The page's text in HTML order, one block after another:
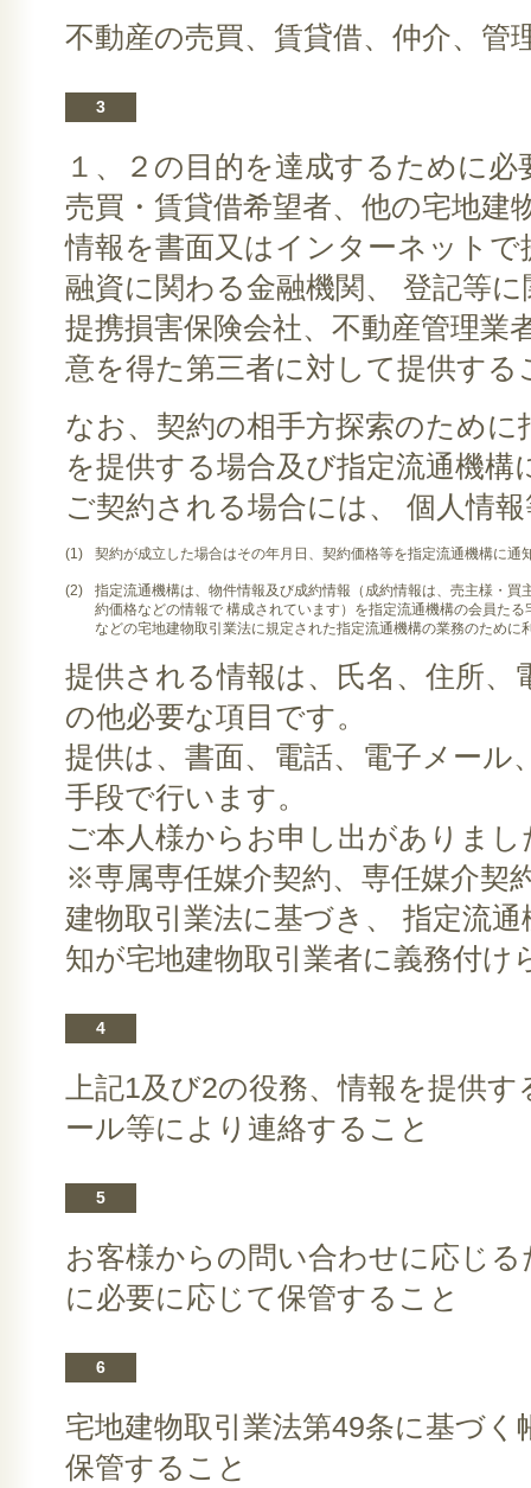
不動産の売買、賃貸借、仲介、
3
１、２の目的を達成するために
売買・賃貸借希望者、他の宅地建
情報を書面又はインターネット
融資に関わる金融機関、 登記等
提携損害保険会社、不動産管理業
意を得た第三者に対して提供する
なお、契約の相手方探索のため
を提供する場合及び指定流通機
ご契約される場合には、 個人情
(1) 契約が成立した場合はその年月日、契約価格等を指定流通機構に通
(2)
指定流通機構は、物件情報及び成約情報（成約情報は、売主様・
約価格などの情報で 構成されています）を指定流通機構の会員た
などの宅地建物取引業法に規定された指定流通機構の業務のために
提供される情報は、氏名、住所、
の他必要な項目です。
提供は、書面、電話、電子メー
手段で行います。
ご本人様からお申し出がありま
※専属専任媒介契約、専任媒介契
建物取引業法に基づき、 指定流
知が宅地建物取引業者に義務付け
4
上記1及び2の役務、情報を提供
ール等により連絡すること
5
お客様からの問い合わせに応じ
に必要に応じて保管すること
6
宅地建物取引業法第49条に基づ
保管すること